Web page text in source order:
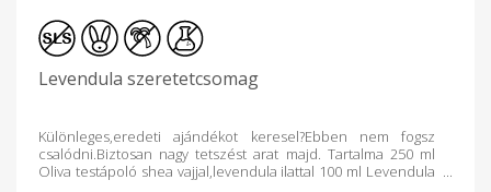
Levendula szeretetcsomag
Különleges,eredeti ajándékot keresel?Ebben nem fogsz
csalódni.Biztosan nagy tetszést arat majd. Tartalma 250 ml
Oliva testápoló shea vajjal,levendula ilattal 100 ml Levendula